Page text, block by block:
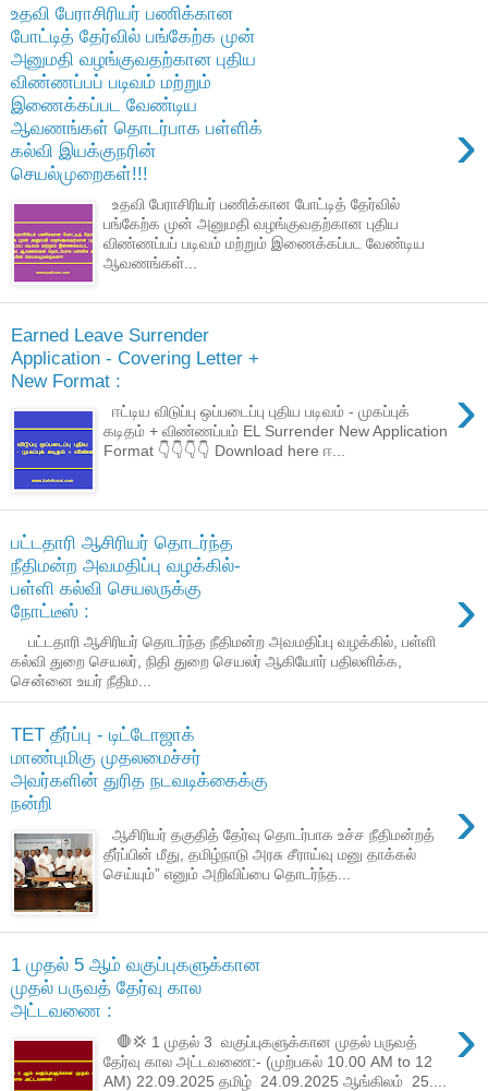
உதவி பேராசிரியர் பணிக்கான
போட்டித் தேர்வில் பங்கேற்க முன்
அனுமதி வழங்குவதற்கான புதிய
விண்ணப்பப் படிவம் மற்றும்
இணைக்கப்பட வேண்டிய
ஆவணங்கள் தொடர்பாக பள்ளிக்
கல்வி இயக்குநரின்
செயல்முறைகள்!!!
›
உதவி பேராசிரியர் பணிக்கான போட்டித் தேர்வில்
பங்கேற்க முன் அனுமதி வழங்குவதற்கான புதிய
விண்ணப்பப் படிவம் மற்றும் இணைக்கப்பட வேண்டிய
ஆவணங்கள்...
Earned Leave Surrender
Application - Covering Letter +
New Format :
›
ஈட்டிய விடுப்பு ஒப்படைப்பு புதிய படிவம் - முகப்புக்
கடிதம் + விண்ணப்பம் EL Surrender New Application
Format 👇👇👇👇 Download here ஈ...
பட்டதாரி ஆசிரியர் தொடர்ந்த
நீதிமன்ற அவமதிப்பு வழக்கில்-
பள்ளி கல்வி செயலருக்கு
நோட்டீஸ் :
›
பட்டதாரி ஆசிரியர் தொடர்ந்த நீதிமன்ற அவமதிப்பு வழக்கில், பள்ளி
கல்வி துறை செயலர், நிதி துறை செயலர் ஆகியோர் பதிலளிக்க,
சென்னை உயர் நீதிம...
TET தீர்ப்பு - டிட்டோஜாக்
மாண்புமிகு முதலமைச்சர்
அவர்களின் துரித நடவடிக்கைக்கு
நன்றி
›
ஆசிரியர் தகுதித் தேர்வு தொடர்பாக உச்ச நீதிமன்றத்
தீர்ப்பின் மீது, தமிழ்நாடு அரசு சீராய்வு மனு தாக்கல்
செய்யும்” எனும் அறிவிப்பை தொடர்ந்த...
1 முதல் 5 ஆம் வகுப்புகளுக்கான
முதல் பருவத் தேர்வு கால
அட்டவணை :
›
🛑💢 1 முதல் 3 வகுப்புகளுக்கான முதல் பருவத்
தேர்வு கால அட்டவணை:- (முற்பகல் 10.00 AM to 12
AM) 22.09.2025 தமிழ் 24.09.2025 ஆங்கிலம் 25....